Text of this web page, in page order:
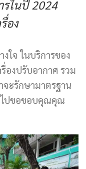
รในปี 2024
อง
ใจ ในบริการของ
รื่องปรับอากาศ รวม
ะรักษามาตรฐาน
ปขอขอบคุณคุณ